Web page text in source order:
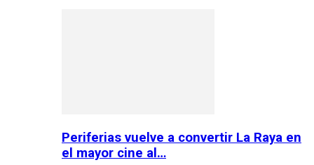
Periferias vuelve a convertir La Raya en
el mayor cine al…